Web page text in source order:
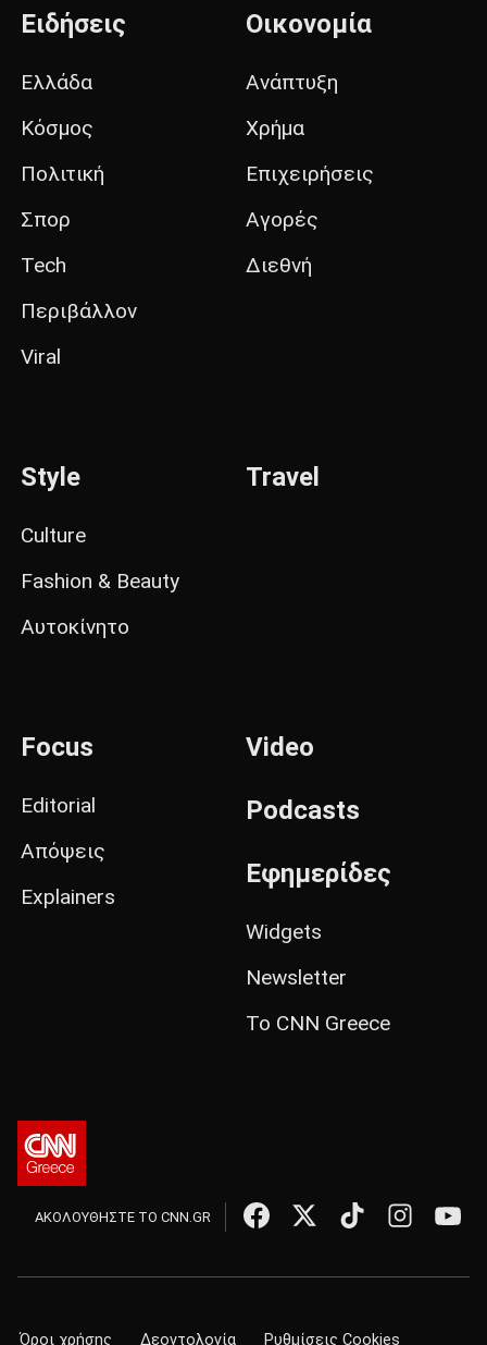
Ειδήσεις
Ελλάδα
Κόσμος
Πολιτική
Σπορ
Tech
Περιβάλλον
Viral
Οικονομία
Ανάπτυξη
Χρήμα
Επιχειρήσεις
Αγορές
Διεθνή
Style
Culture
Fashion & Beauty
Αυτοκίνητο
Travel
Focus
Editorial
Απόψεις
Explainers
Video
Podcasts
Εφημερίδες
Widgets
Newsletter
Το CNN Greece
ΑΚΟΛΟΥΘΗΣΤΕ ΤΟ CNN.GR
Όροι χρήσης Δεοντολογία Ρυθμίσεις Cookies